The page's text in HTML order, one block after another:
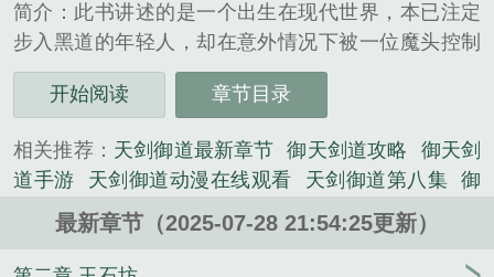
简介：此书讲述的是一个出生在现代世界，本已注定
步入黑道的年轻人，却在意外情况下被一位魔头控制
了身体，从此生活轨迹发生天翻地覆的变化。眼见未
来一片昏暗，迷茫中，反而激起斗志，却因为一次出
世俗的一切，走进了修真界……本书旨在打造完整的
修仙故事，每个细节都经过反复推敲，力求严谨，浩
大的修仙画面徐徐展开。...
开始阅读 章节目录
相关推荐： 天剑御道最新章节 御天剑道攻略
御天剑
道手游
天剑御道动漫在线观看 天剑御道第八集 御
天剑道官网 御天剑道贴吧 御天剑道哪个门派好
天剑道视频
天剑御道 梁乘辅 御天剑道职业 御天剑
道bug 天剑御道女主
御剑天
最新章节（2025-07-28 21:54:25更新）